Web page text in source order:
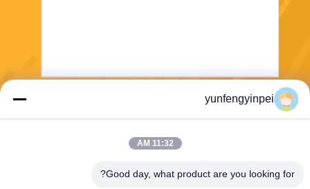
yunfengyinpei
11:32 AM
Good day, what product are you looking for?